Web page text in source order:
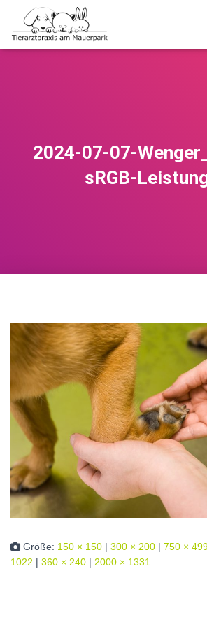
2024-07-07-
sRGB-
Größe: 150 × 150 | 300 × 200 | 750 ×
1022 | 360 × 240 | 2000 × 1331